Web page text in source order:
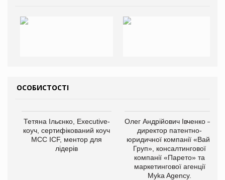
ОСОБИСТОСТІ
Тетяна Ільєнко, Executive-
коуч, сертифікований коуч
МСС ICF, ментор для
лідерів
Олег Андрійович Івченко —
директор патентно-
юридичної компанії «Вайз
Груп», консалтингової
компанії «Парето» та
маркетингової агенції
Myka Agency.